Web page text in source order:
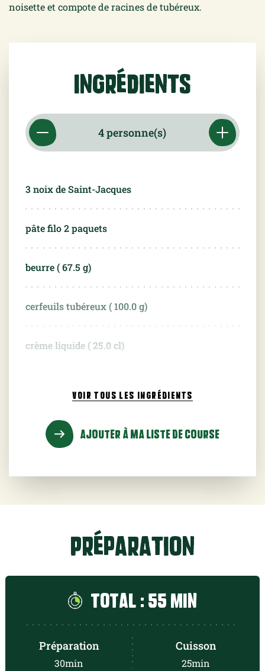
noisette et compote de racines de tubéreux.
Ingrédients
3 noix de Saint-Jacques
pâte filo 2 paquets
beurre (67.5 g)
cerfeuils tubéreux (100.0g)
crème liquide (25.0 cl)
bouillon de volaille ( 50.0
0.75citron caviar
1 citron jaune
1 citron vert
1 botte d'estragon
VOIR TOUS LES INGRÉDIENTS
AJOUTER À MA LISTE DE COURSE
Préparation
Total : 55 min
Préparation
30min
Cuisson
25min